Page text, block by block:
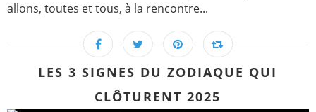
allons, toutes et tous, à la rencontre...
LES 3 SIGNES DU ZODIAQUE QUI
CLÔTURENT 2025